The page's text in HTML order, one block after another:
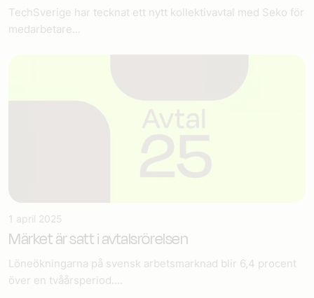
TechSverige har tecknat ett nytt kollektivavtal med Seko för
medarbetare...
1 april 2025
Märket är satt i avtalsrörelsen
Löneökningarna på svensk arbetsmarknad blir 6,4 procent
över en tvåårsperiod....